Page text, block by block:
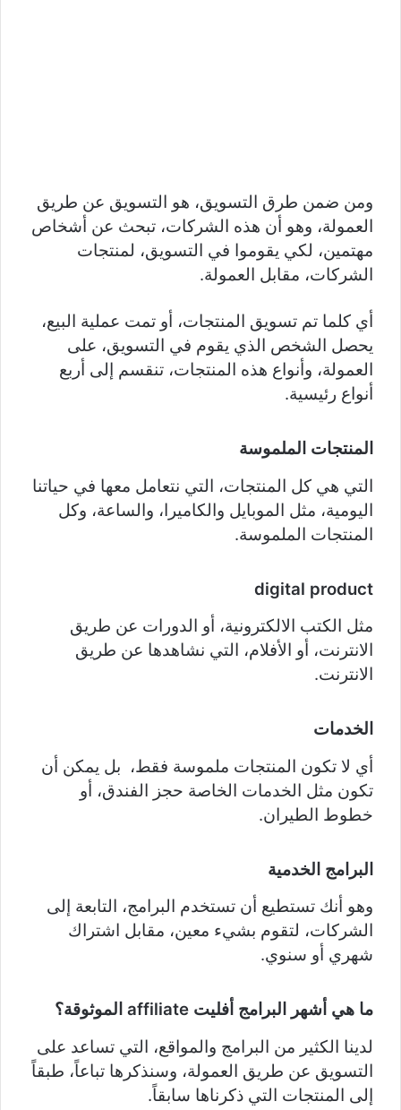
ومن ضمن طرق التسويق، هو التسويق عن طريق
العمولة، وهو أن هذه الشركات، تبحث عن أشخاص
مهتمين، لكي يقوموا في التسويق، لمنتجات
الشركات، مقابل العمولة.
أي كلما تم تسويق المنتجات، أو تمت عملية البيع،
يحصل الشخص الذي يقوم في التسويق، على
العمولة، وأنواع هذه المنتجات، تنقسم إلى أربع
أنواع رئيسية.
المنتجات الملموسة
التي هي كل المنتجات، التي نتعامل معها في حياتنا
اليومية، مثل الموبايل والكاميرا، والساعة، وكل
المنتجات الملموسة.
digital product
مثل الكتب الالكترونية، أو الدورات عن طريق
الانترنت، أو الأفلام، التي نشاهدها عن طريق
الانترنت.
الخدمات
أي لا تكون المنتجات ملموسة فقط، بل يمكن أن
تكون مثل الخدمات الخاصة حجز الفندق، أو
خطوط الطيران.
البرامج الخدمية
وهو أنك تستطيع أن تستخدم البرامج، التابعة إلى
الشركات، لتقوم بشيء معين، مقابل اشتراك
شهري أو سنوي.
ما هي أشهر البرامج أفليت affiliate الموثوقة؟
لدينا الكثير من البرامج والمواقع، التي تساعد على
التسويق عن طريق العمولة، وسنذكرها تباعاً، طبقاً
إلى المنتجات التي ذكرناها سابقاً.